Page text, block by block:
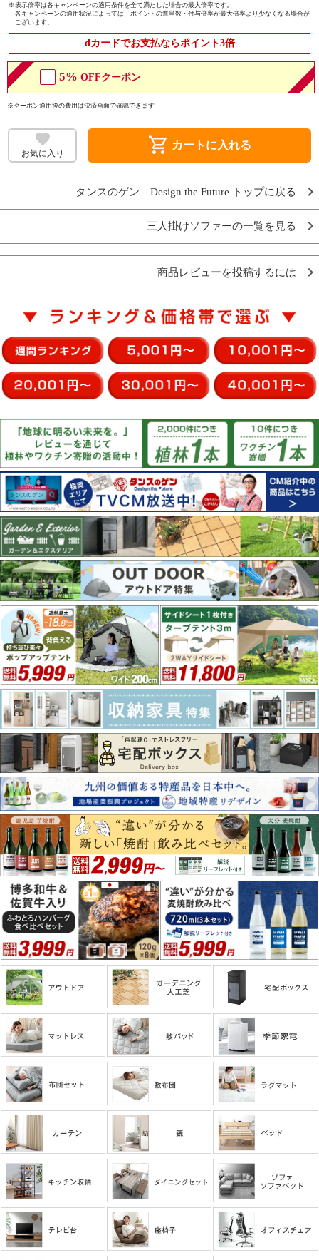
※表示倍率は各キャンペーンの適用条件を全て満たした場合の最大倍率です。
各キャンペーンの適用状況によっては、ポイントの進呈数・付与倍率が最大倍率より少なくなる場合が
ございます。
dカードでお支払ならポイント3倍
5% OFFクーポン
※クーポン適用後の費用は決済画面で確認できます
お気に入り shopping_cart カートに入れる
タンスのゲン Design the Future トップに戻る
三人掛けソファーの一覧を見る
商品レビューを投稿するには